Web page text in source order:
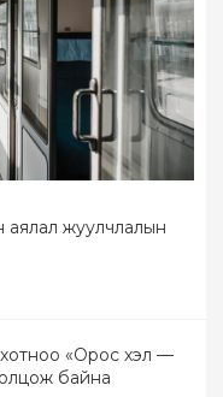
жуулчлалын
«Орос хэл —
байна